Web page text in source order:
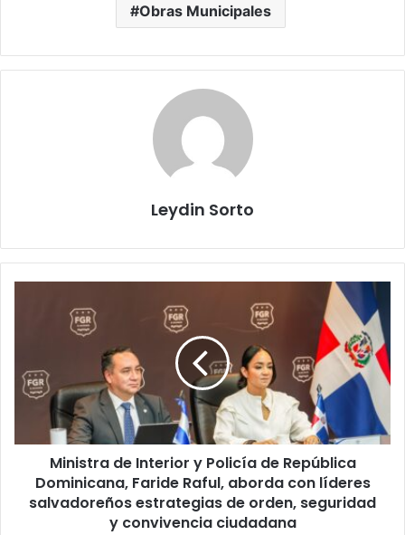
Obras Municipales
Leydin Sorto
Policía
de
República
Dominicana,
Faride
aborda
con
Ministra de Interior y Policía de República
Dominicana, Faride Raful, aborda con líderes
salvadoreños estrategias de orden, seguridad
y convivencia ciudadana